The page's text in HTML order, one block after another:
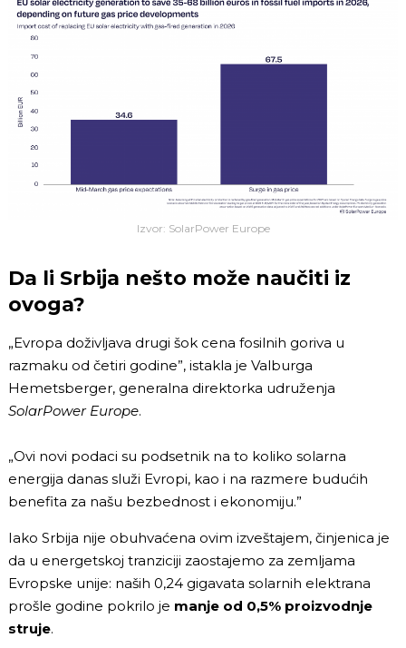
Izvor: SolarPower Europe
Da li Srbija nešto može naučiti iz
ovoga?
„Evropa doživljava drugi šok cena fosilnih goriva u
razmaku od četiri godine”, istakla je Valburga
Hemetsberger, generalna direktorka udruženja
SolarPower Europe.
„Ovi novi podaci su podsetnik na to koliko solarna
energija danas služi Evropi, kao i na razmere budućih
benefita za našu bezbednost i ekonomiju.”
Iako Srbija nije obuhvaćena ovim izveštajem, činjenica je
da u energetskoj tranziciji zaostajemo za zemljama
Evropske unije: naših 0,24 gigavata solarnih elektrana
prošle godine pokrilo je manje od 0,5% proizvodnje
struje.